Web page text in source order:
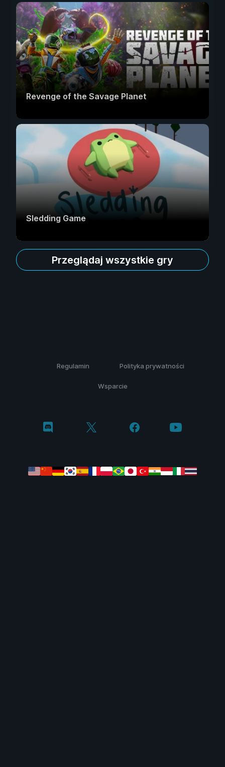
Revenge of the Savage Planet
Sledding Game
Przeglądaj wszystkie gry
Regulamin Polityka prywatności
Wsparcie